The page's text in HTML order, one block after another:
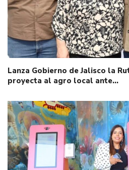
Lanza Gobierno de Jalisco la
proyecta al agro local ante…